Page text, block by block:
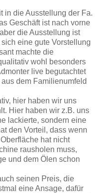
in die Ausstellung der Fa.
Geschäft ist nach vorne
die Ausstellung ist
eine gute Vorstellung
machte die
wohl besonders
live begutachtet
dem Familienumfeld
hier haben wir uns
Hier haben wir z.B. uns
lackierte, sondern eine
den Vorteil, dass wenn
hat nicht
rausholen muss,
und dem Ölen schon
seinen Preis, die
eine Ansage, dafür